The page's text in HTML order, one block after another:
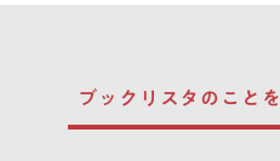
ブックリスタのことを